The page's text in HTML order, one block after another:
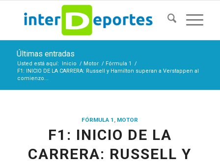
Últimas entradas
Usted está aquí: Inicio / Motor / Fórmula 1
/
F1: INICIO DE LA CARRERA: Russell y Hamilton superan a Verstappen al
comienzo...
FÓRMULA 1 , MOTOR
F1: INICIO DE LA
CARRERA: RUSSELL Y